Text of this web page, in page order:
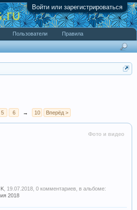
Войти или зарегистрироваться
5 6 → 10 Вперёд >
Фото и видео
19.07.2018 , 0 комментариев, в альбоме:
2018
Пользователи Правила